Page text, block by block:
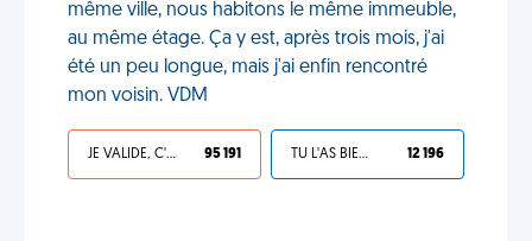
même ville, nous habitons le même immeuble,
au même étage. Ça y est, après trois mois, j'ai
été un peu longue, mais j'ai enfin rencontré
mon voisin. VDM
JE VALIDE, C'EST UNE VDM 95 191 TU L'AS BIEN MÉRITÉ 12 196